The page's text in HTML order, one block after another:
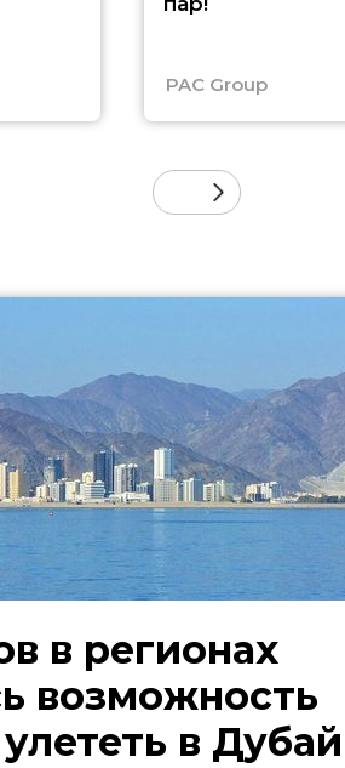
PAC Group
в регионах
возможность
в Дубай